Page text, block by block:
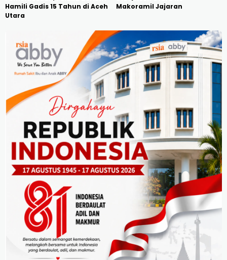
Hamili Gadis 15 Tahun di Aceh
Utara
Makoramil Jajaran